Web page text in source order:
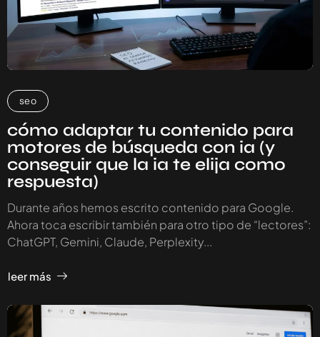
seo
cómo adaptar tu contenido para
motores de búsqueda con ia (y
conseguir que la ia te elija como
respuesta)
Durante años hemos escrito contenido para Google.
Ahora toca escribir también para otro tipo de “lectores”:
ChatGPT, Gemini, Claude, Perplexity...
leer más